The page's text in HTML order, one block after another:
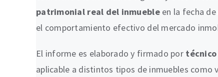
patrimonial real del inmuebleen la fecha de
el comportamiento efectivo del mercado
El informe es elaborado y firmado por
aplicable a distintos tipos de inmuebles como